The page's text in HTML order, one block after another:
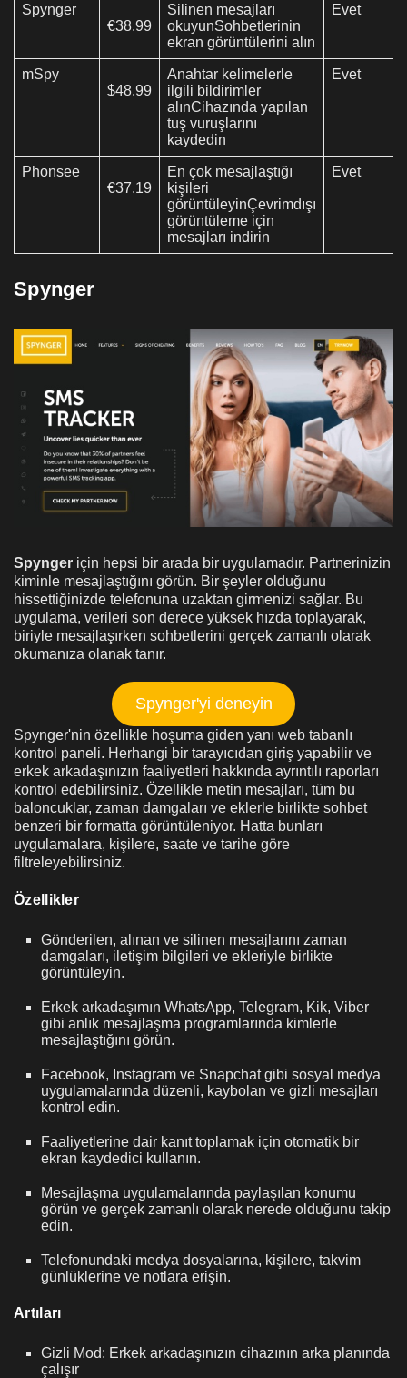
Spynger
€38.99
Silinen mesajları
okuyunSohbetlerinin
ekran görüntülerini alın
Evet
mSpy
$48.99
Anahtar kelimelerle
ilgili bildirimler
alınCihazında yapılan
tuş vuruşlarını
kaydedin
Evet
Phonsee
€37.19
En çok mesajlaştığı
kişileri
görüntüleyinÇevrimdışı
görüntüleme için
mesajları indirin
Evet
Spynger
Spynger için hepsi bir arada bir uygulamadır. Partnerinizin
kiminle mesajlaştığını görün. Bir şeyler olduğunu
hissettiğinizde telefonuna uzaktan girmenizi sağlar. Bu
uygulama, verileri son derece yüksek hızda toplayarak,
biriyle mesajlaşırken sohbetlerini gerçek zamanlı olarak
okumanıza olanak tanır.
Spynger'yi deneyin
Spynger'nin özellikle hoşuma giden yanı web tabanlı
kontrol paneli. Herhangi bir tarayıcıdan giriş yapabilir ve
erkek arkadaşınızın faaliyetleri hakkında ayrıntılı raporları
kontrol edebilirsiniz. Özellikle metin mesajları, tüm bu
baloncuklar, zaman damgaları ve eklerle birlikte sohbet
benzeri bir formatta görüntüleniyor. Hatta bunları
uygulamalara, kişilere, saate ve tarihe göre
filtreleyebilirsiniz.
Özellikler
Gönderilen, alınan ve silinen mesajlarını zaman
damgaları, iletişim bilgileri ve ekleriyle birlikte
görüntüleyin.
Erkek arkadaşımın WhatsApp, Telegram, Kik, Viber
gibi anlık mesajlaşma programlarında kimlerle
mesajlaştığını görün.
Facebook, Instagram ve Snapchat gibi sosyal medya
uygulamalarında düzenli, kaybolan ve gizli mesajları
kontrol edin.
Faaliyetlerine dair kanıt toplamak için otomatik bir
ekran kaydedici kullanın.
Mesajlaşma uygulamalarında paylaşılan konumu
görün ve gerçek zamanlı olarak nerede olduğunu takip
edin.
Telefonundaki medya dosyalarına, kişilere, takvim
günlüklerine ve notlara erişin.
Artıları
Gizli Mod: Erkek arkadaşınızın cihazının arka planında
çalışır